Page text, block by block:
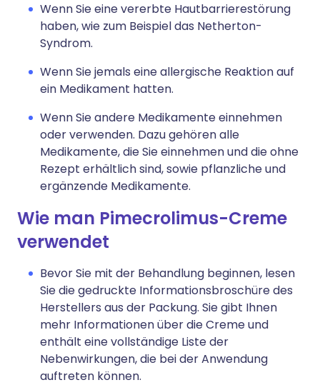
Wenn Sie eine vererbte Hautbarrierestörung
haben, wie zum Beispiel das Netherton-
Syndrom.
Wenn Sie jemals eine allergische Reaktion auf
ein Medikament hatten.
Wenn Sie andere Medikamente einnehmen
oder verwenden. Dazu gehören alle
Medikamente, die Sie einnehmen und die ohne
Rezept erhältlich sind, sowie pflanzliche und
ergänzende Medikamente.
Wie man Pimecrolimus-Creme
verwendet
Bevor Sie mit der Behandlung beginnen, lesen
Sie die gedruckte Informationsbroschüre des
Herstellers aus der Packung. Sie gibt Ihnen
mehr Informationen über die Creme und
enthält eine vollständige Liste der
Nebenwirkungen, die bei der Anwendung
auftreten können.